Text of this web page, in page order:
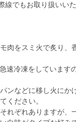
でもお取り扱いいた
肉をスミ火で炙り、
冷凍をしています
ンなどに移し火にか
ください。
れぞれありますが、